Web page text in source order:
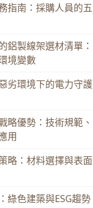
指南：採購人員的五
鋁製線架選材清單：
境變數
劣環境下的電力守護
略優勢：技術規範、
用
略：材料選擇與表面
綠色建築與ESG趨勢